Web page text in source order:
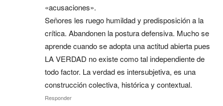
«acusaciones».
Señores les ruego humildad y predisposición a la
crítica. Abandonen la postura defensiva. Mucho se
aprende cuando se adopta una actitud abierta pues
LA VERDAD no existe como tal independiente de
todo factor. La verdad es intersubjetiva, es una
construcción colectiva, histórica y contextual.
Responder